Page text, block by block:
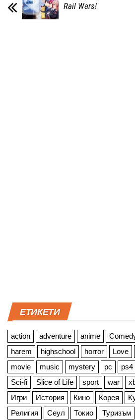
Rail Wars!
ЕТИКЕТИ
action adventure anime
harem
highschool horror Love
movie
music mystery pc ps4
Sci-fi
Slice of Life sport war
Игри
История Кино Корея
Религия
Сеул Токио Туризъм